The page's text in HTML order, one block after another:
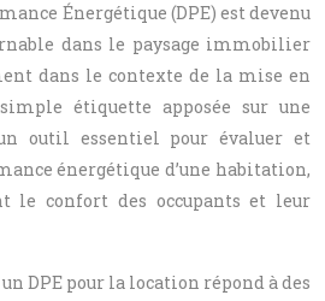
Énergétique (DPE) est devenu
dans le paysage immobilier
dans le contexte de la mise en
étiquette apposée sur une
outil essentiel pour évaluer et
énergétique d’une habitation,
le confort des occupants et leur
DPE pour la location répond à des